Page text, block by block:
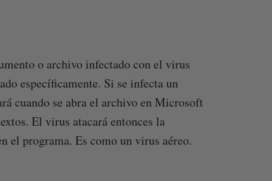
o archivo infectado con el virus
específicamente. Si se infecta un
cuando se abra el archivo en Microsoft
El virus atacará entonces la
el programa. Es como un virus aéreo.